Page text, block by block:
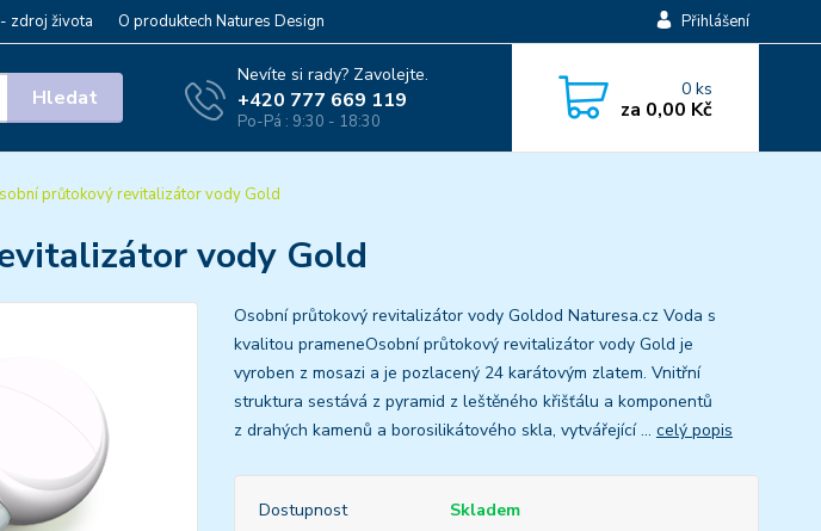
zdroj života O produktech Natures Design Přihlášení
Hledat
Nevíte si rady? Zavolejte.
+420 777 669 119
Po-Pá : 9:30 - 18:30
0ks
za 0,00 Kč
průtokový revitalizátor vody Gold
vody Gold
Osobní průtokový revitalizátor vody Goldod Naturesa.cz Voda s
kvalitou prameneOsobní průtokový revitalizátor vody Gold je
vyroben z mosazi a je pozlacený 24 karátovým zlatem. Vnitřní
struktura sestává z pyramid z leštěného křišťálu a komponentů
z drahých kamenů a borosilikátového skla, vytvářející ... celý popis
Dostupnost Skladem